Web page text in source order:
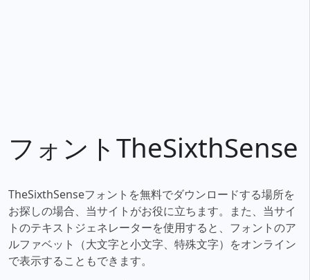
フォントTheSixthSense
TheSixthSenseフォントを無料でダウンロードする場所を
お探しの場合、当サイトがお役に立ちます。また、当サイ
トのテキストジェネレーターを使用すると、フォントのア
ルファベット（大文字と小文字、特殊文字）をオンライン
で表示することもできます。